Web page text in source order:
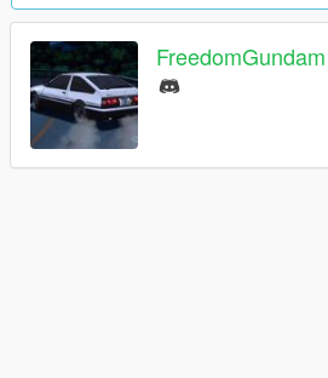
FreedomGundam